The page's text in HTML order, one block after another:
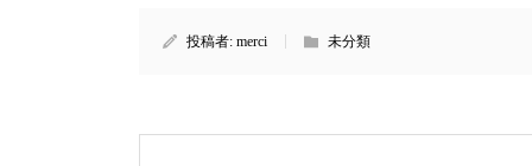
投稿者: merci 未分類